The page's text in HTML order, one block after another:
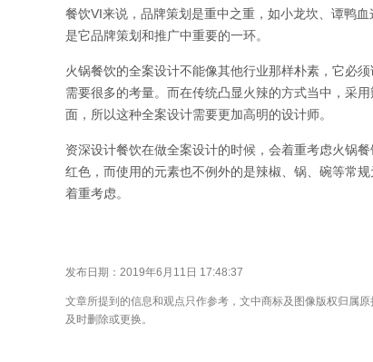
餐饮VI来说，品牌策划是重中之重，如小龙坎、谭鸭
是它品牌策划和推广中重要的一环。
火锅餐饮的全案设计不能像其他行业那样朴素，它必
需要很多的考量。而在传统凸显火辣的方式当中，采
面，所以这种全案设计需要更加高明的设计师。
资深设计餐饮在做全案设计的时候，会着重考虑火锅
红色，而使用的元素也不例外的是辣椒、锅、碗等常
着重考虑。
发布日期：2019年6月11日 17:48:37
文章所提到的信息和观点只作参考，文中商标及图像版权归属
及时删除或更换。